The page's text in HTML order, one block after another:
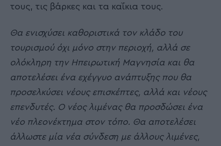
τους, τις βάρκες και τα καΐκια τους.
Θα ενισχύσει καθοριστικά τον κλάδο του
τουρισμού όχι μόνο στην περιοχή, αλλά σε
ολόκληρη την Ηπειρωτική Μαγνησία και θα
αποτελέσει ένα εχέγγυο ανάπτυξης που θα
προσελκύσει νέους επισκέπτες, αλλά και νέους
επενδυτές. Oνέος λιμένας θα προσδώσει ένα
νέο πλεονέκτημα στον τόπο. Θα αποτελέσει
άλλωστε μία νέα σύνδεση με άλλους λιμένες,